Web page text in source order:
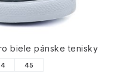
biele pánske tenisky
45